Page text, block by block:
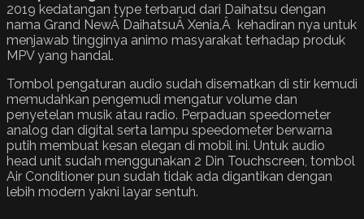
2019 kedatangan type terbarud dari Daihatsu dengan
nama Grand NewÂ DaihatsuÂ Xenia,Â kehadiran nya untuk
menjawab tingginya animo masyarakat terhadap produk
MPV yang handal.
Tombol pengaturan audio sudah disematkan di stir kemudi
memudahkan pengemudi mengatur volume dan
penyetelan musik atau radio. Perpaduan speedometer
analog dan digital serta lampu speedometer berwarna
putih membuat kesan elegan di mobil ini. Untuk audio
head unit sudah menggunakan 2 Din Touchscreen, tombol
Air Conditioner pun sudah tidak ada digantikan dengan
lebih modern yakni layar sentuh.